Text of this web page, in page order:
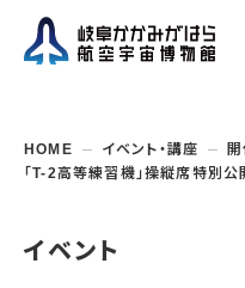
中文（简化字）
HOME イベント・講座
「T-2高等練習機」操縦席特別公
イベント